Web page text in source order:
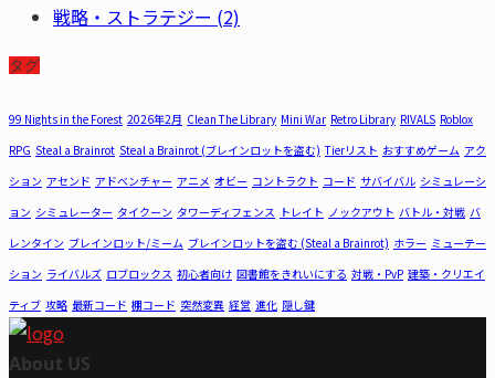
戦略・ストラテジー (2)
タグ
99 Nights in the Forest 2026年2月 Clean The Library Mini War Retro Library RIVALS Roblox
RPG Steal a Brainrot Steal a Brainrot (ブレインロットを盗む) Tierリスト おすすめゲーム アク
ション アセンド アドベンチャー アニメ オビー コントラクト コード サバイバル シミュレーシ
ョン シミュレーター タイクーン タワーディフェンス トレイト ノックアウト バトル・対戦 バ
レンタイン ブレインロット/ミーム ブレインロットを盗む (Steal a Brainrot) ホラー ミューテー
ション ライバルズ ロブロックス 初心者向け 図書館をきれいにする 対戦・PvP 建築・クリエイ
ティブ 攻略 最新コード 棚コード 突然変異 経営 進化 隠し鍵
About US